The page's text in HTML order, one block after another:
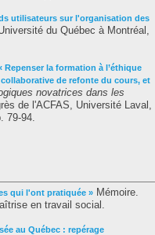
utilisateurs sur l'organisation des
du Québec à Montréal,
Repenser la formation à l’éthique
de refonte du cours, et
novatrices dans les
de l'ACFAS, Université Laval,
79-94.
qui l'ont pratiquée » Mémoire.
en travail social.
au Québec : repérage